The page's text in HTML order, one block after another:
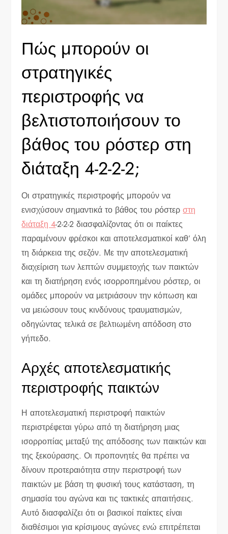
Πώς μπορούν οι
στρατηγικές
περιστροφής να
βελτιστοποιήσουν το
βάθος του ρόστερ στη
διάταξη 4-2-2-2;
Οι στρατηγικές περιστροφής μπορούν να
ενισχύσουν σημαντικά το βάθος του ρόστερστη
διάταξη 4-2-2-2 διασφαλίζοντας ότι οι παίκτες
παραμένουν φρέσκοι και αποτελεσματικοί καθ’ όλη
τη διάρκεια της σεζόν. Με την αποτελεσματική
διαχείριση των λεπτών συμμετοχής των παικτών
και τη διατήρηση ενός ισορροπημένου ρόστερ, οι
ομάδες μπορούν να μετριάσουν την κόπωση και
να μειώσουν τους κινδύνους τραυματισμών,
οδηγώντας τελικά σε βελτιωμένη απόδοση στο
γήπεδο.
Αρχές αποτελεσματικής
περιστροφής παικτών
Η αποτελεσματική περιστροφή παικτών
περιστρέφεται γύρω από τη διατήρηση μιας
ισορροπίας μεταξύ της απόδοσης των παικτών και
της ξεκούρασης. Οι προπονητές θα πρέπει να
δίνουν προτεραιότητα στην περιστροφή των
παικτών με βάση τη φυσική τους κατάσταση, τη
σημασία του αγώνα και τις τακτικές απαιτήσεις.
Αυτό διασφαλίζει ότι οι βασικοί παίκτες είναι
διαθέσιμοι για κρίσιμους αγώνες ενώ επιτρέπεται